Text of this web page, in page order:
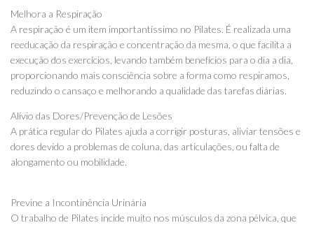
Melhora a Respiração
A respiração é um item importantíssimo no Pilates. É realizada uma
reeducação da respiração e concentração da mesma, o que facilita a
execução dos exercícios, levando também benefícios para o dia a dia,
proporcionando mais consciência sobre a forma como respiramos,
reduzindo o cansaço e melhorando a qualidade das tarefas diárias.
Alívio das Dores/Prevenção de Lesões
A prática regular do Pilates ajuda a corrigir posturas, aliviar tensões e
dores devido a problemas de coluna, das articulações, ou falta de
alongamento ou mobilidade.
Previne a Incontinência Urinária
O trabalho de Pilates incide muito nos músculos da zona pélvica, que